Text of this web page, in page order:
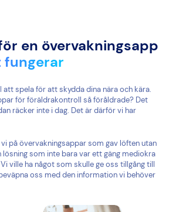
en övervakningsapp
att spela för att skydda dina nära och kära.
för föräldrakontroll så föråldrade? Det
räcker inte i dag. Det är därför vi har
på övervakningsappar som gav löften utan
lösning som inte bara var ett gäng mediokra
ville ha något som skulle ge oss tillgång till
oss med den information vi behöver